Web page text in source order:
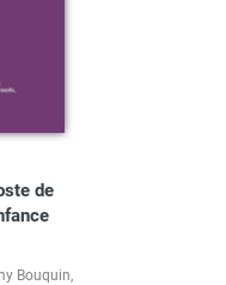
de
Bouquin,